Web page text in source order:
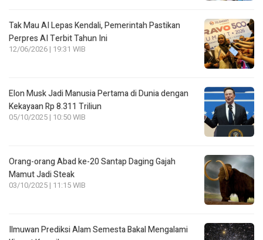
Tak Mau AI Lepas Kendali, Pemerintah Pastikan
Perpres AI Terbit Tahun Ini
12/06/2026 | 19:31 WIB
Elon Musk Jadi Manusia Pertama di Dunia dengan
Kekayaan Rp 8.311 Triliun
05/10/2025 | 10:50 WIB
Orang-orang Abad ke-20 Santap Daging Gajah
Mamut Jadi Steak
03/10/2025 | 11:15 WIB
Ilmuwan Prediksi Alam Semesta Bakal Mengalami